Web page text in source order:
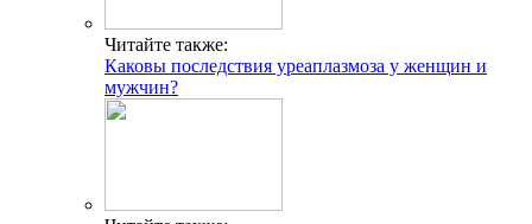
Читайте также:
Каковы последствия уреаплазмоза у женщин и
мужчин?